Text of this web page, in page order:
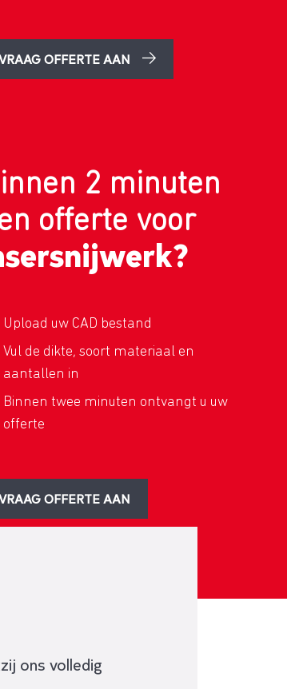
OFFERTE AAN
2 minuten
offerte voor
Upload uw CAD bestand
Vul de dikte, soort materiaal en
aantallen in
Binnen twee minuten ontvangt u uw
offerte
OFFERTE AAN
ons volledig